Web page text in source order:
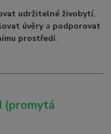
udržitelné živobytí,
úvěrya podporovat
prostředí.
(promytá